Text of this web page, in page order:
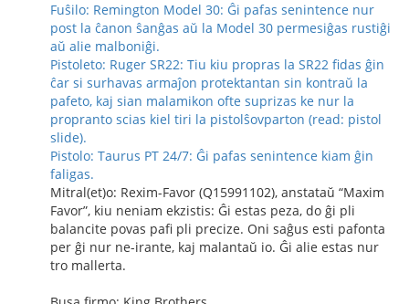
Fuŝilo: Remington Model 30: Ĝi pafas senintence nur
post la ĉanon ŝanĝas aŭ la Model 30 permesiĝas rustiĝi
aŭ alie malboniĝi.
Pistoleto: Ruger SR22: Tiu kiu propras la SR22 fidas ĝin
ĉar si surhavas armaĵon protektantan sin kontraŭ la
pafeto, kaj sian malamikon ofte suprizas ke nur la
propranto scias kiel tiri la pistolŝovparton (read: pistol
slide).
Pistolo: Taurus PT 24/7: Ĝi pafas senintence kiam ĝin
faligas.
Mitral(et)o: Rexim-Favor (Q15991102), anstataŭ “Maxim
Favor”, kiu neniam ekzistis: Ĝi estas peza, do ĝi pli
balancite povas pafi pli precize. Oni saĝus esti pafonta
per ĝi nur ne-irante, kaj malantaŭ io. Ĝi alie estas nur
tro mallerta.